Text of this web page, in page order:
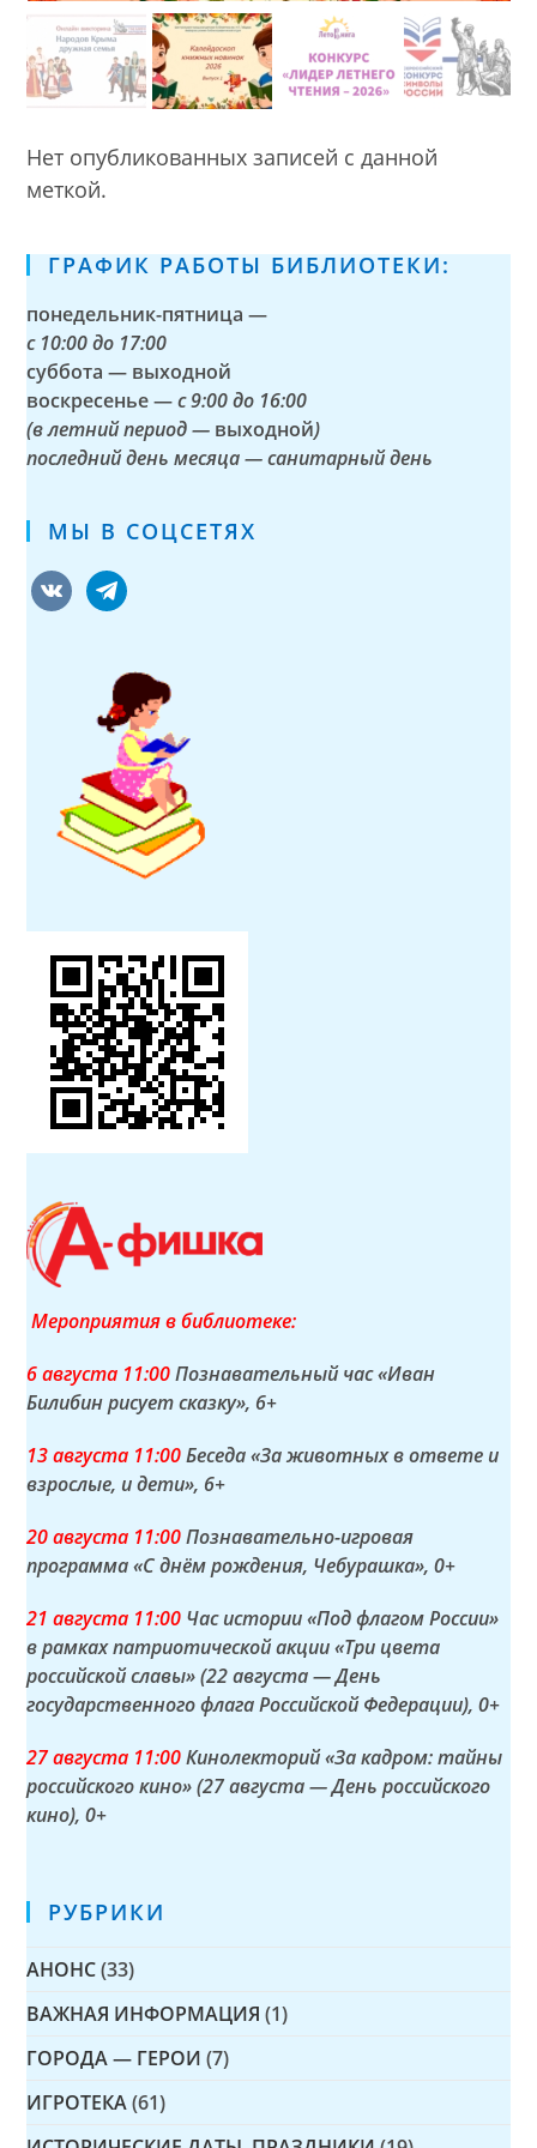
Нет опубликованных записей с данной
меткой.
ГРАФИК РАБОТЫ БИБЛИОТЕКИ:
понедельник-пятница —
с 10:00 до 17:00
суббота — выходной
воскресенье —с 9:00 до 16:00
(в летний период — выходной)
последний день месяца — санитарный день
МЫ В СОЦСЕТЯХ
vkontaktetelegram
Мероприятия в библиотеке:
6 августа 11:00Познавательный час «Иван
Билибин рисует сказку», 6+
13 августа 11:00Беседа «За животных в ответе и
взрослые, и дети», 6+
20 августа 11:00Познавательно-игровая
программа «С днём рождения, Чебурашка», 0+
21 августа 11:00 Час истории «Под флагом России»
в рамках патриотической акции «Три цвета
российской славы» (22 августа — День
государственного флага Российской Федерации), 0+
27 августа 11:00Кинолекторий «За кадром: тайны
российского кино» (27 августа — День российского
кино), 0+
РУБРИКИ
АНОНС (33)
ВАЖНАЯ ИНФОРМАЦИЯ (1)
ГОРОДА — ГЕРОИ (7)
ИГРОТЕКА (61)